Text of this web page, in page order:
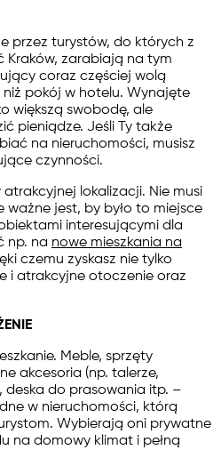
przez turystów, do których z
Kraków, zarabiają na tym
coraz częściej wolą
pokój w hotelu. Wynajęte
większą swobodę, ale
pieniądze. Jeśli Ty także
na nieruchomości, musisz
czynności.
lokalizacji. Nie musi
jest, by było to miejsce
interesującymi dla
np. na nowe mieszkania na
czemu zyskasz nie tylko
i atrakcyjne otoczenie oraz
Meble, sprzęty
akcesoria (np. talerze,
deska do prasowania itp. –
w nieruchomości, którą
Wybierają oni prywatne
na domowy klimat i pełną